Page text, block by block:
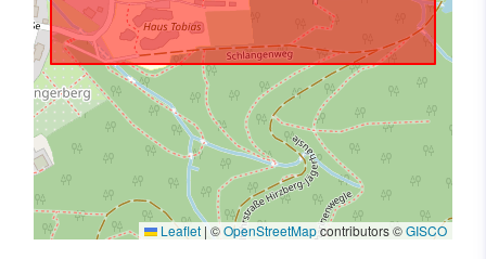
Leaflet | ©OpenStreetMapcontributors ©GISCO